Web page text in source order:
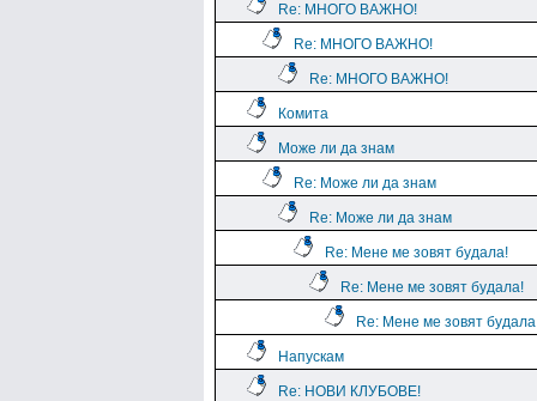
Re: МНОГО ВАЖНО!
Re: МНОГО ВАЖНО!
Re: МНОГО ВАЖНО!
Комита
Може ли да знам
Re: Може ли да знам
Re: Може ли да знам
Re: Мене ме зовят будала!
Re: Мене ме зовят будала!
Re: Мене ме зовят
Напускам
Re: НОВИ КЛУБОВЕ!